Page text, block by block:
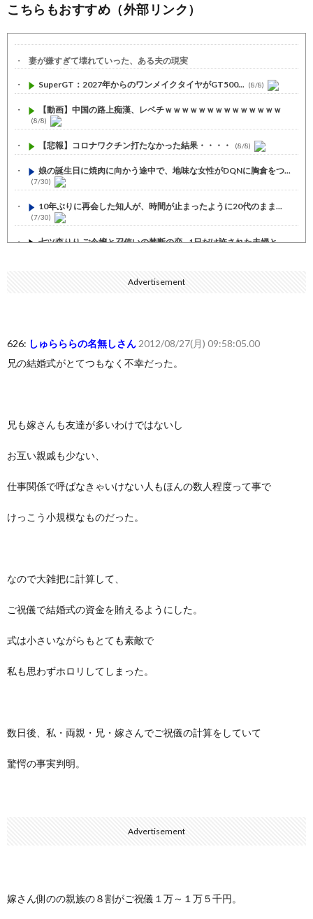
こちらもおすすめ（外部リンク）
妻が嫌すぎて壊れていった、ある夫の現実
SuperGT：2027年からのワンメイクタイヤがGT500... (8/8)
【動画】中国の路上痴漢、レベチｗｗｗｗｗｗｗｗｗｗｗｗｗｗ
(8/8)
【悲報】コロナワクチン打たなかった結果・・・・ (8/8)
娘の誕生日に焼肉に向かう途中で、地味な女性がDQNに胸倉をつ...
(7/30)
10年ぶりに再会した知人が、時間が止まったように20代のまま...
(7/30)
七ツ森りり ご令嬢と召使いの禁断の恋…1日だけ許された夫婦と...
娘の誕生日に焼肉に向かう途中で、地味な女性がDQNに胸倉をつ...
いきなり円高 (7/30)
【セール】Apple Apple Watch、iPhoneや...
可愛い彼女が部屋に入ってきた。もしかしてニンジャ？→スタイリ...
Powered by livedoor 相互RSS
Advertisement
626: しゅらららの名無しさん 2012/08/27(月) 09:58:05.00
兄の結婚式がとてつもなく不幸だった。
兄も嫁さんも友達が多いわけではないし
お互い親戚も少ない、
仕事関係で呼ばなきゃいけない人もほんの数人程度って事で
けっこう小規模なものだった。
なので大雑把に計算して、
ご祝儀で結婚式の資金を賄えるようにした。
式は小さいながらもとても素敵で
私も思わずホロリしてしまった。
数日後、私・両親・兄・嫁さんでご祝儀の計算をしていて
驚愕の事実判明。
Advertisement
嫁さん側のの親族の８割がご祝儀１万～１万５千円。